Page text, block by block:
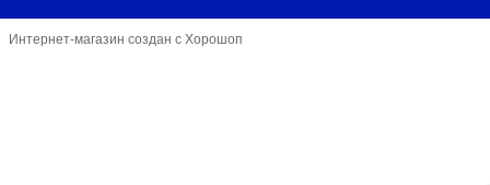
Интернет-магазин создан с Хорошоп